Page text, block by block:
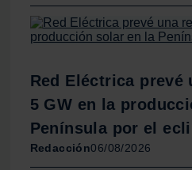
Red Eléctrica prevé
5 GW en la
Península por el
Redacción06/08/2026